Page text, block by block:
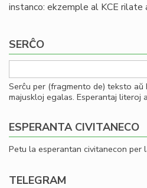
instanco: ekzemple al KCE rilate
SERĈO
Serĉu per (fragmento de) teksto
majuskloj egalas. Esperantaj literoj
ESPERANTA CIVITANECO
Petu la esperantan civitanecon per
TELEGRAM